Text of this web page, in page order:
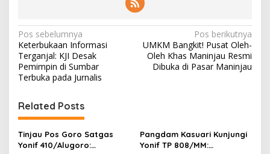
N
a
v
i
g
a
s
Pos sebelumnya
Keterbukaan Informasi
Terganjal: KJI Desak
Pemimpin di Sumbar
Terbuka pada Jurnalis
Pos berikutnya
UMKM Bangkit! Pusat Oleh-
Oleh Khas Maninjau Resmi
Dibuka di Pasar Maninjau
Related Posts
Tinjau Pos Goro Satgas
Yonif 410/Alugoro:
Pangdam Kasuari Kunjungi
Yonif TP 808/MM: